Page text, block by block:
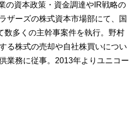
の資本政策・資金調達やIR戦略の
ザーズの株式資本市場部にて、国
数多くの主幹事案件を執行。野村
る株式の売却や自社株買いについ
業務に従事。2013年よりユニコー